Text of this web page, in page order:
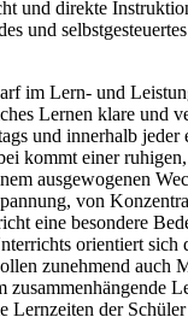
und direkte
und
im Lern- und
Lernen klare und
und innerhalb jeder
kommt einer
ausgewogenen
von
eine besondere
orientiert sich
zunehmend auch
zusammenhängende
Lernzeiten der